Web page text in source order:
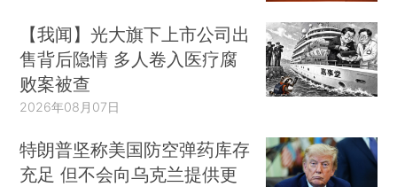
【我闻】光大旗下上市公司出
售背后隐情 多人卷入医疗腐
败案被查
2026年08月07日
特朗普坚称美国防空弹药库存
充足 但不会向乌克兰提供更